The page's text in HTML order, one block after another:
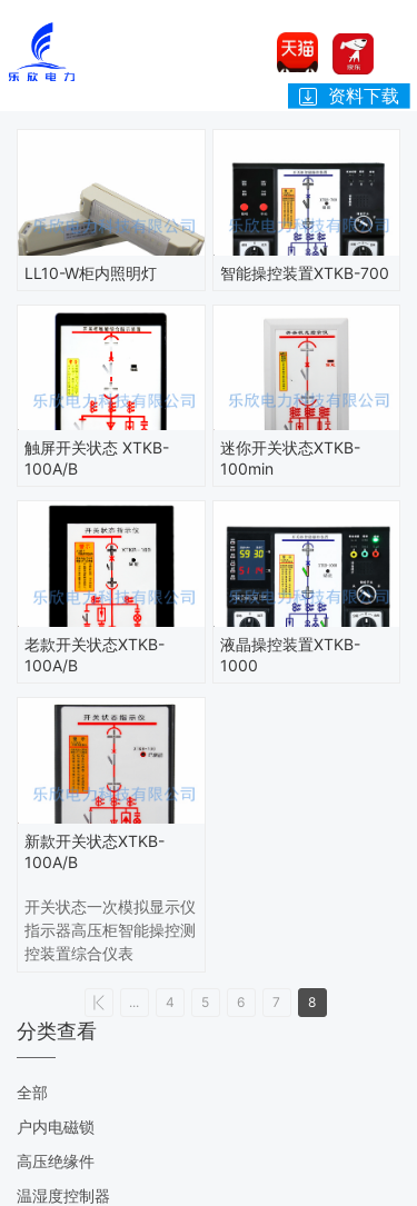
资料下载
LL10-W柜内照明灯 智能操控装置XTKB-700
触屏开关状态 XTKB-
100A/B
迷你开关状态XTKB-
100min
老款开关状态XTKB-
100A/B
液晶操控装置XTKB-
1000
新款开关状态XTKB-
100A/B
开关状态一次模拟显示仪
指示器高压柜智能操控测
控装置综合仪表
... 4 5 6 7 8
分类查看
全部
户内电磁锁
高压绝缘件
温湿度控制器